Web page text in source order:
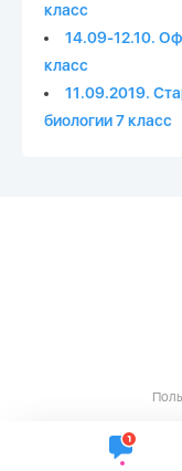
класс
14.09-12.10.
класс
11.09.2019.
биологии 7 класс